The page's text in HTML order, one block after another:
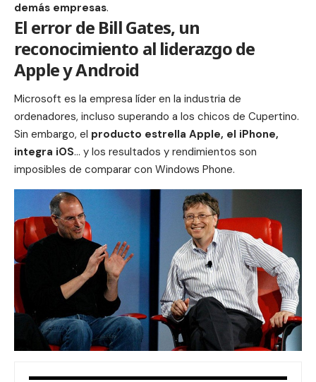
demás empresas.
El error de Bill Gates, un
reconocimiento al liderazgo de
Apple y Android
Microsoft es la empresa líder en la industria de
ordenadores, incluso superando a los chicos de Cupertino.
Sin embargo, el producto estrella Apple, el iPhone,
integra iOS… y los resultados y rendimientos son
imposibles de comparar con Windows Phone.